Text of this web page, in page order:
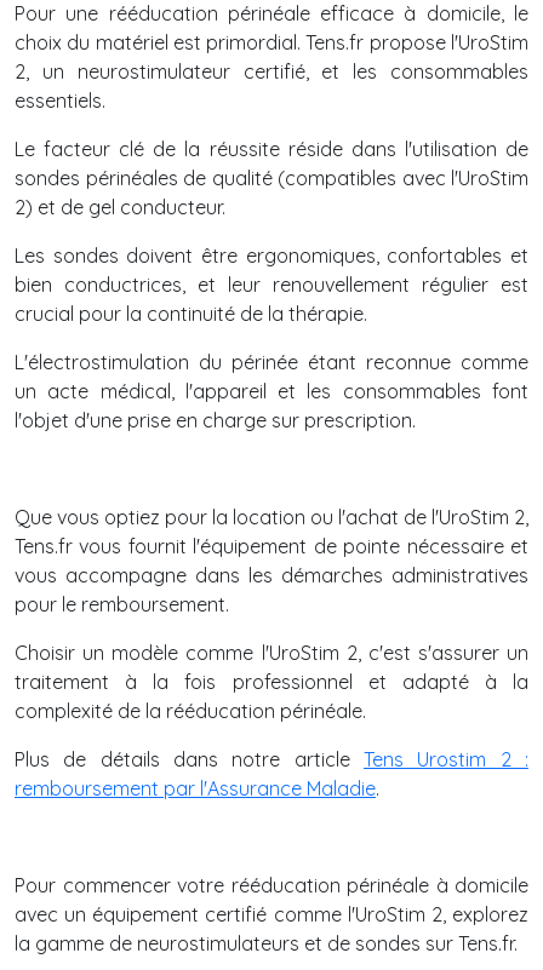
Pour une rééducation périnéale efficace à domicile, le
choix du matériel est primordial. Tens.fr propose l'UroStim
2, un neurostimulateur certifié, et les consommables
essentiels.
Le facteur clé de la réussite réside dans l'utilisation de
sondes périnéales de qualité (compatibles avec l'UroStim
2) et de gel conducteur.
Les sondes doivent être ergonomiques, confortables et
bien conductrices, et leur renouvellement régulier est
crucial pour la continuité de la thérapie.
L'électrostimulation du périnée étant reconnue comme
un acte médical, l'appareil et les consommables font
l'objet d'une prise en charge sur prescription.
Que vous optiez pour la location ou l'achat de l'UroStim 2,
Tens.fr vous fournit l'équipement de pointe nécessaire et
vous accompagne dans les démarches administratives
pour le remboursement.
Choisir un modèle comme l'UroStim 2, c'est s'assurer un
traitement à la fois professionnel et adapté à la
complexité de la rééducation périnéale.
Plus de détails dans notre article Tens Urostim 2 :
remboursement par l'Assurance Maladie.
Pour commencer votre rééducation périnéale à domicile
avec un équipement certifié comme l'UroStim 2, explorez
la gamme de neurostimulateurs et de sondes sur Tens.fr.